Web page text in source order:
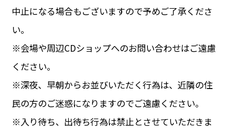
中止になる場合もございますので予めご了承くださ
い。
※会場や周辺CDショップへのお問い合わせはご遠慮
ください。
※深夜、早朝からお並びいただく行為は、近隣の住
民の方のご迷惑になりますのでご遠慮ください。
※入り待ち、出待ち行為は禁止とさせていただきま